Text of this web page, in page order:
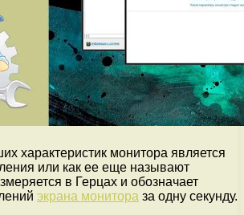
характеристик монитора является
или как ее еще называют
в Герцах и обозначает
экрана монитора за одну секунду.